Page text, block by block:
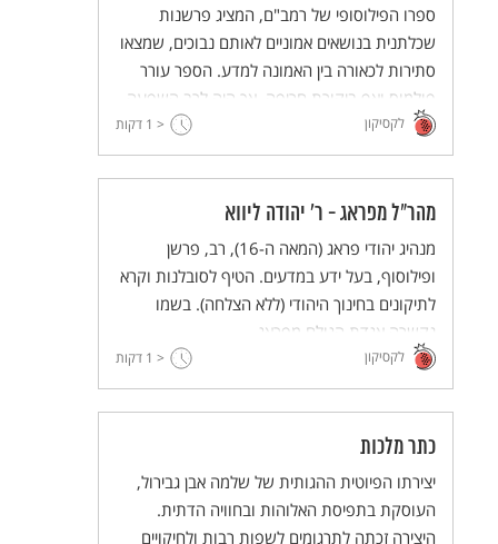
ספרו הפילוסופי של רמב"ם, המציג פרשנות
שכלתנית בנושאים אמוניים לאותם נבוכים, שמצאו
סתירות לכאורה בין האמונה למדע. הספר עורר
פולמוס ואף ביקורת חריפה, אך היה לרב השפעה
לדורות ופתח עידן חדש בהגות היהודית.
לקסיקון < 1 דקות
מהר"ל מפראג - ר' יהודה ליווא
מנהיג יהודי פראג (המאה ה-16), רב, פרשן
ופילוסוף, בעל ידע במדעים. הטיף לסובלנות וקרא
לתיקונים בחינוך היהודי (ללא הצלחה). בשמו
נקשרה אגדת הגולם מפראג.
לקסיקון < 1 דקות
כתר מלכות
יצירתו הפיוטית ההגותית של שלמה אבן גבירול,
העוסקת בתפיסת האלוהות ובחוויה הדתית.
היצירה זכתה לתרגומים לשפות רבות ולחיקויים